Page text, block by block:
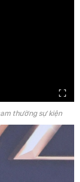
thường sự kiện